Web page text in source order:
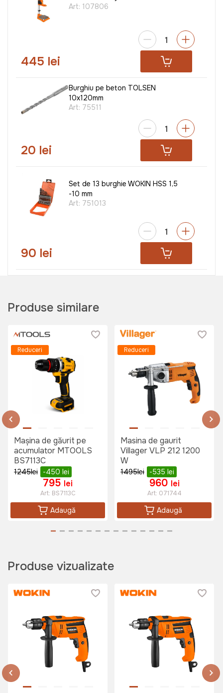
Art: 107806
445 lei
Burghiu pe beton TOLSEN
10x120mm
Art: 75511
20 lei
Set de 13 burghie WOKIN HSS 1,5
-10 mm
Art: 751013
90 lei
Art:023815
110 lei
Biti de impact Villager PH1-2pcs
25mm
Art:
20 lei
13 lei
Produse similare
Reduceri
Mașina de găurit pe
acumulator MTOOLS
BS7113C
1245lei -450 lei
795 lei
Art: BS7113C
Adaugă
Reduceri
Masina de gaurit
Villager VLP 212 1200
W
1495lei -535 lei
960 lei
Art: 071744
Adaugă
Produse vizualizate